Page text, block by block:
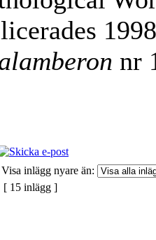
nr
Visa inlägg nyare än:
[ 15 inlägg ]